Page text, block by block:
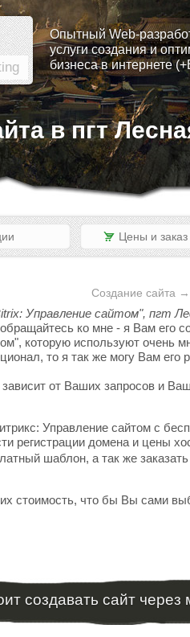
Опытный Web-
услуги создания и
бизнеса в интернете
в пгт
Цены и заказ
Создание сайта
Управление сайтом", пгт
ко мне - я Вам его
которую используют очень
то я так же могу Вам его
от Ваших запросов и
Управление сайтом с
регистрации домена и цены
шаблон, а так же заказать
стоимость, что бы Вы сами
создавать сайт через